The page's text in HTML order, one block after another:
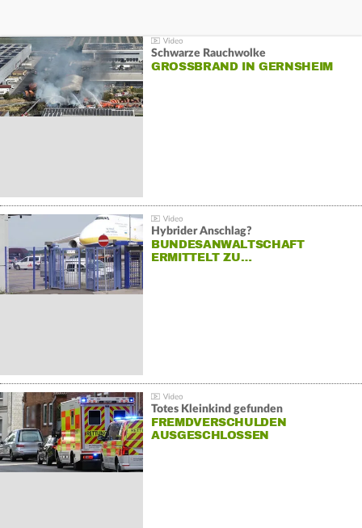
Schwarze Rauchwolke
GROSSBRAND IN GERNSHEIM
Hybrider Anschlag?
BUNDESANWALTSCHAFT
ERMITTELT ZU…
Totes Kleinkind gefunden
FREMDVERSCHULDEN
AUSGESCHLOSSEN